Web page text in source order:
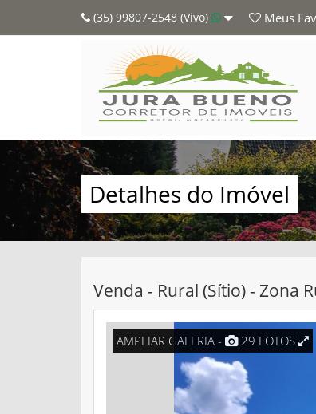
(35) 99807-2548 (Vivo) Meus
Detalhes do Imóvel
Venda - Rural (Sítio) - Zona
AMPLIAR GALERIA - 29 FOTOS